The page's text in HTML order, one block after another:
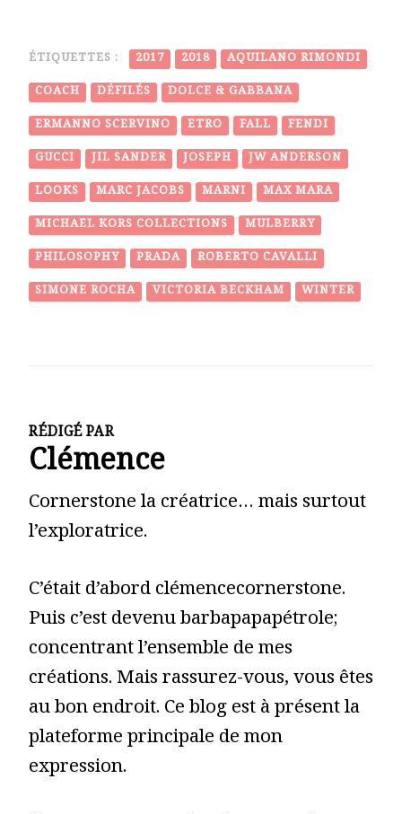
ÉTIQUETTES : 2017 2018
AQUILANO RIMONDI
COACH
DÉFILÉS
DOLCE & GABBANA
ERMANNO SCERVINO
ETRO FALL
FENDI
GUCCI
JIL SANDER JOSEPH
JW ANDERSON
LOOKS
MARC JACOBS MARNI
MAX MARA
MICHAEL KORS COLLECTIONS
MULBERRY
PHILOSOPHY
PRADA
ROBERTO CAVALLI
SIMONE ROCHA
VICTORIA BECKHAM WINTER
RÉDIGÉ PAR
Clémence
Cornerstone la créatrice… mais surtout
l’exploratrice.
C’était d’abord clémencecornerstone.
Puis c’est devenu barbapapapétrole;
concentrant l’ensemble de mes
créations. Mais rassurez-vous, vous êtes
au bon endroit. Ce blog est à présent la
plateforme principale de mon
expression.